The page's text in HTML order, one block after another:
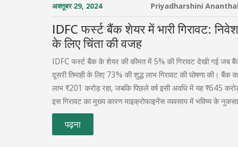
अक्तूबर 29, 2024 Priyadharshini
IDFC फर्स्ट बैंक शेयर में भारी गिरावट:
के लिए चिंता की वजह
IDFC फर्स्ट बैंक के शेयर की कीमत में 5% की गिरावट देखी गई जब
दूसरी तिमाही के लिए 73% की शुद्ध लाभ गिरावट की घोषणा की। बैंक
लाभ ₹201 करोड़ रहा, जबकि पिछले वर्ष इसी अवधि में यह ₹645
इस गिरावट का मुख्य कारण माइक्रोफाइनेंस व्यवसाय में भविष्य के
लिए प्रावधानों में तेज वृद्धि है।
पढ़ना